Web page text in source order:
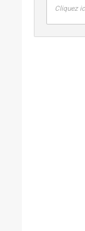
Cliquez